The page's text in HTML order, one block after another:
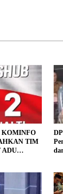
KOMINFO
TIM
ADU